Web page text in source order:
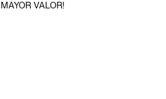
MAYOR VALOR!